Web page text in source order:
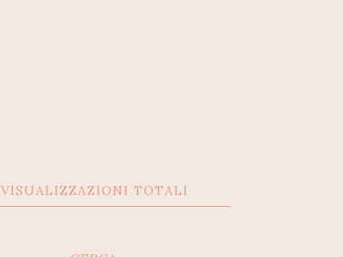
VISUALIZZAZIONI TOTALI